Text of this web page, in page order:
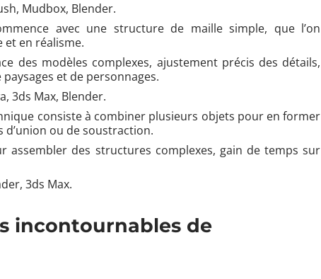
Mudbox, Blender.
avec une structure de maille simple, que l’on
et en réalisme.
des modèles complexes, ajustement précis des détails,
et de personnages.
3ds Max, Blender.
consiste à combiner plusieurs objets pour en former
d’union ou de soustraction.
assembler des structures complexes, gain de temps sur
3ds Max.
incontournables de